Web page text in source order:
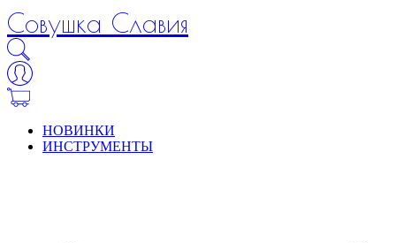
Совушка Славия
НОВИНКИ
ИНСТРУМЕНТЫ